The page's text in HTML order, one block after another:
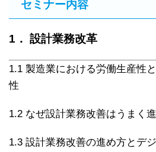
セミナー内容
1． 設計業務改革
1.1 製造業における労働生産性
性
1.2 なぜ設計業務改善はうまく
1.3 設計業務改善の進め方とデ